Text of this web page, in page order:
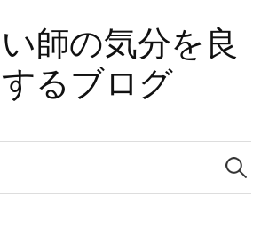
師の気分を良
るブログ
検
索: